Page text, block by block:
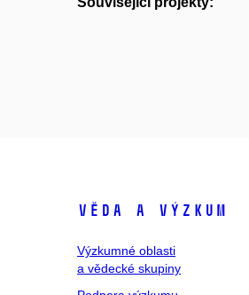
Věda a výzkum
Výzkumné oblasti
a vědecké skupiny